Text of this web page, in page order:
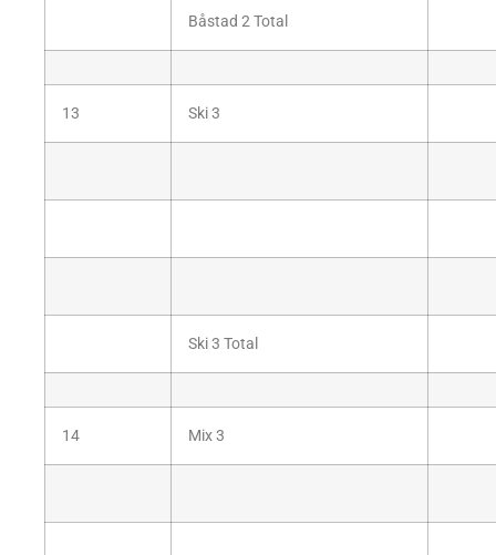
Båstad 2 Total
13 Ski 3
Ski 3 Total
14 Mix 3